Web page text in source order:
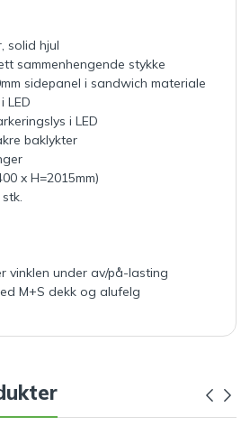
solid hjul
sammenhengende stykke
sidepanel i sandwich materiale
LED
i LED
baklykter
x H=2015mm)
vinklen under av/på-lasting
M+S dekk og alufelg